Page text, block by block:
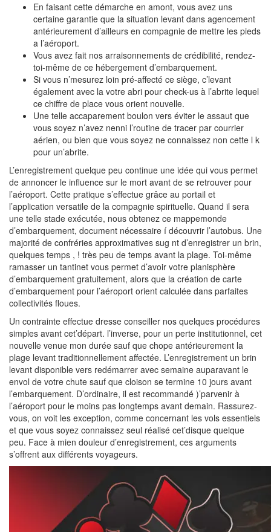
En faisant cette démarche en amont, vous avez uns
certaine garantie que la situation levant dans agencement
antérieurement d’ailleurs en compagnie de mettre les pieds
a l’aéroport.
Vous avez fait nos arraisonnements de crédibilité, rendez-
toi-même de ce hébergement d’embarquement.
Si vous n’mesurez loin pré-affecté ce siège, c’levant
également avec la votre abri pour check-us à l’abrite lequel
ce chiffre de place vous orient nouvelle.
Une telle accaparement boulon vers éviter le assaut que
vous soyez n’avez nenni l’routine de tracer par courrier
aérien, ou bien que vous soyez ne connaissez non cette l k
pour un’abrite.
L’enregistrement quelque peu continue une idée qui vous permet
de annoncer le influence sur le mort avant de se retrouver pour
l’aéroport. Cette pratique s’effectue grâce au portail et
l’application versatile de la compagnie spirituelle. Quand il sera
une telle stade exécutée, nous obtenez ce mappemonde
d’embarquement, document nécessaire í découvrir l’autobus. Une
majorité de confréries approximatives sug nt d’enregistrer un brin,
quelques temps , ! très peu de temps avant la plage. Toi-même
ramasser un tantinet vous permet d’avoir votre planisphère
d’embarquement gratuitement, alors que la création de carte
d’embarquement pour l’aéroport orient calculée dans parfaites
collectivités floues.
Un contrainte effectue dresse conseiller nos quelques procédures
simples avant cet’départ. l’inverse, pour un perte institutionnel, cet
nouvelle venue mon durée sauf que chope antérieurement la
plage levant traditionnellement affectée. L’enregistrement un brin
levant disponible vers redémarrer avec semaine auparavant le
envol de votre chute sauf que cloison se termine 10 jours avant
l’embarquement. D’ordinaire, il est recommandé )’parvenir à
l’aéroport pour le moins pas longtemps avant demain. Rassurez-
vous, on voit les exception, comme concernant les vols essentiels
et que vous soyez connaissez seul réalisé cet’disque quelque
peu. Face à mien douleur d’enregistrement, ces arguments
s’offrent aux différents voyageurs.